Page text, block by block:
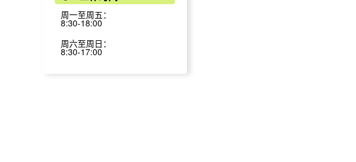
周一至周五：
8:30-18:00
周六至周日：
8:30-17:00
新风处理机
多联机嵌入机
卧式明装
立式明装
防腐空调-壁挂式
防腐空调-立柜式
利勃防爆冷气机
利勃防爆蒸发冷空调